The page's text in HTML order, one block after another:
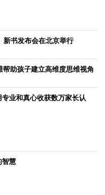
大国工匠
军营风采
新书发布会在北京举行
助孩子建立高维度思维视角
业和真心收获数万家长认
智慧